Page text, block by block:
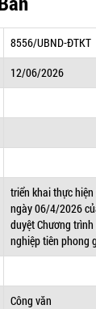
8556/UBND-ĐTKT
12/06/2026
triển khai thực
ngày 06/4/2026
duyệt Chương
nghiệp tiên phong
Công văn